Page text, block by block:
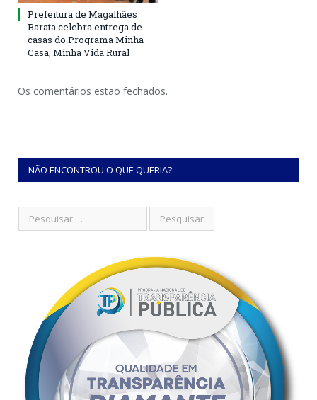
Prefeitura de Magalhães
Barata celebra entrega de
casas do Programa Minha
Casa, Minha Vida Rural
Os comentários estão fechados.
NÃO ENCONTROU O QUE QUERIA?